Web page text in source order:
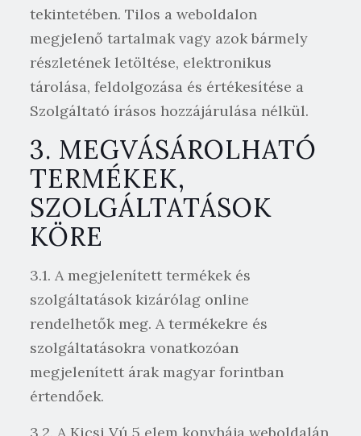
tekintetében. Tilos a weboldalon
megjelenő tartalmak vagy azok bármely
részletének letöltése, elektronikus
tárolása, feldolgozása és értékesítése a
Szolgáltató írásos hozzájárulása nélkül.
3. MEGVÁSÁROLHATÓ
TERMÉKEK,
SZOLGÁLTATÁSOK
KÖRE
3.1. A megjelenített termékek és
szolgáltatások kizárólag online
rendelhetők meg. A termékekre és
szolgáltatásokra vonatkozóan
megjelenített árak magyar forintban
értendőek.